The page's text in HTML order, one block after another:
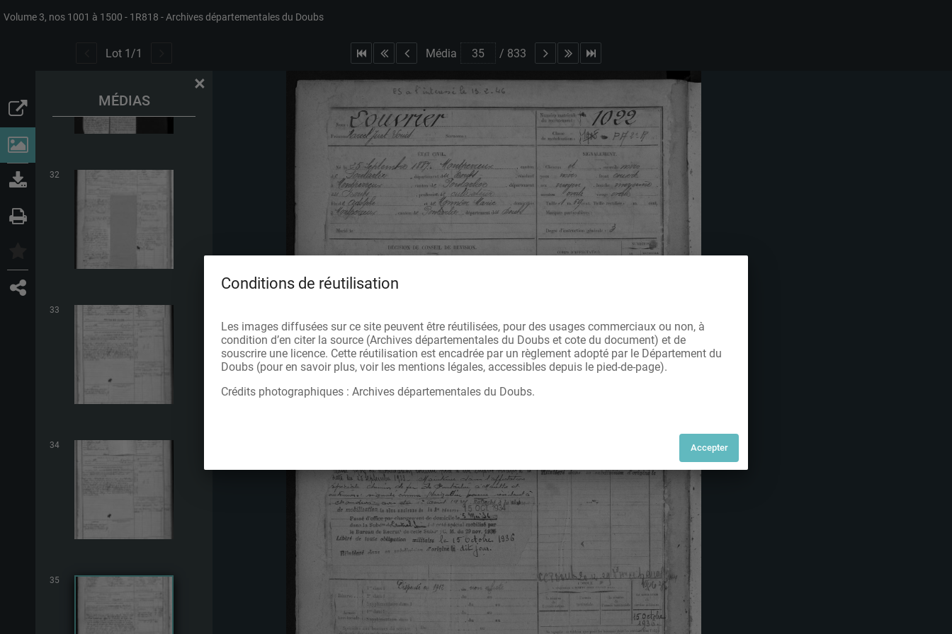
Volume 3, nos 1001 à 1500 1R818 Archives départementales du Doubs
Lot 1 /1 Média / 833
MÉDIAS
×
32
33
34
35
Conditions de réutilisation
Les images diffusées sur ce site peuvent être réutilisées, pour des usages commerciaux ou non, à
condition d’en citer la source (Archives départementales du Doubs et cote du document) et de
souscrire une licence. Cette réutilisation est encadrée par un règlement adopté par le Département du
Doubs (pour en savoir plus, voir les mentions légales, accessibles depuis le pied-de-page).
Crédits photographiques : Archives départementales du Doubs.